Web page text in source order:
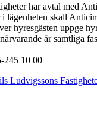
har avtal med
i lägenheten skall
hyresgästen uppge
är samtliga
245 10 00